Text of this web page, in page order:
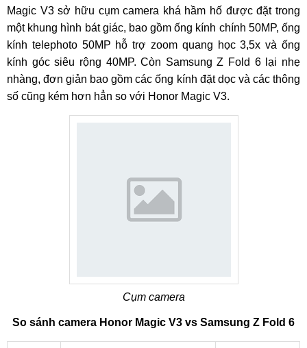
Magic V3 sở hữu cụm camera khá hầm hố được đặt trong
một khung hình bát giác, bao gồm ống kính chính 50MP, ống
kính telephoto 50MP hỗ trợ zoom quang học 3,5x và ống
kính góc siêu rộng 40MP. Còn Samsung Z Fold 6 lại nhẹ
nhàng, đơn giản bao gồm các ống kính đặt dọc và các thông
số cũng kém hơn hẳn so với Honor Magic V3.
Cụm camera
So sánh camera Honor Magic V3 vs Samsung Z Fold 6